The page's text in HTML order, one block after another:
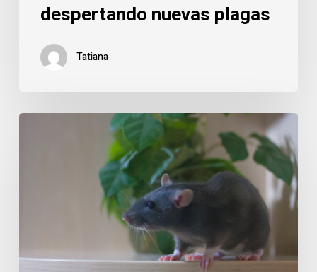
despertando nuevas plagas
Tatiana
su